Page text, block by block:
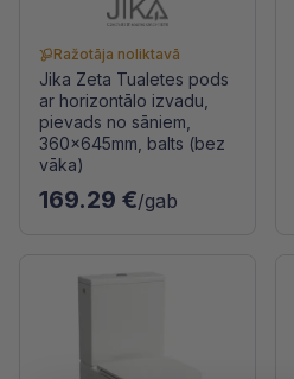
Ražotāja noliktavā
Jika Zeta Tualetes pods
ar horizontālo izvadu,
pievads no sāniem,
360x645mm, balts (bez
vāka)
169.29 €/gab